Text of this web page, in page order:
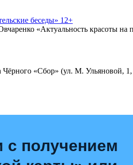
беседы» 12+
«Актуальность красоты
Чёрного «Сбор» (ул. М. Ульяновой,
с получением